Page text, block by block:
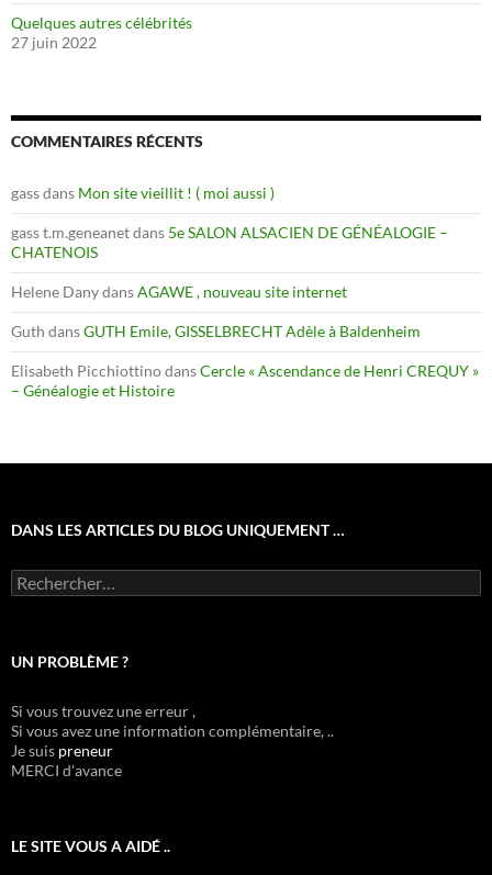
Quelques autres célébrités
27 juin 2022
COMMENTAIRES RÉCENTS
gassdans Mon site vieillit ! ( moi aussi )
gass t.m.geneanetdans 5e SALON ALSACIEN DE GÉNÉALOGIE –
CHATENOIS
Helene DanydansAGAWE , nouveau site internet
Guth dansGUTH Emile, GISSELBRECHT Adèle à Baldenheim
Elisabeth PicchiottinodansCercle « Ascendance de Henri CREQUY »
– Généalogie et Histoire
DANS LES ARTICLES DU BLOG UNIQUEMENT …
Rechercher :
UN PROBLÈME ?
Si vous trouvez une erreur ,
Si vous avez une information complémentaire, ..
Je suis preneur
MERCI d'avance
LE SITE VOUS A AIDÉ ..